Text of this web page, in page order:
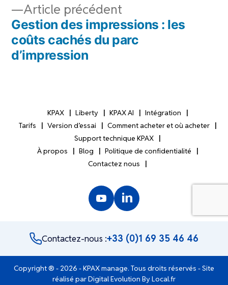
Article précédent
précédent :
Gestion des impressions : les
coûts cachés du parc
d’impression
KPAX Liberty KPAX AI
Intégration
Tarifs
Version d’essai
Comment acheter et où acheter
Support technique KPAX
À propos
Blog
Politique de confidentialité
Contactez nous
Contactez-nous :+33 (0)1 69 35 46 46
Copyright ® - 2026 - KPAX manage. Tous droits réservés - Site
réalisé parDigital Evolution By Local.fr